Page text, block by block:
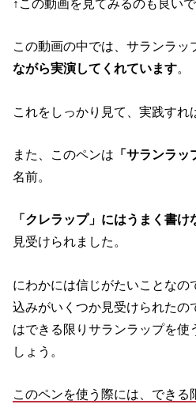
↑この動画を見てみるのも良いで
この動画の中では、サランラッ
ながら実演してくれています。
これをしっかり見て、実践すれ
また、このペンは 「サランラッ
名前。
「クレラップ」にはうまく書け
見受けられました。
にわかには信じがたいことなの
込みがいくつか見受けられたの
はできる限りサランラップを使
しょう。
このペンを使う際には、できる